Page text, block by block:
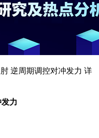
逆周期调控对冲发力 详
力